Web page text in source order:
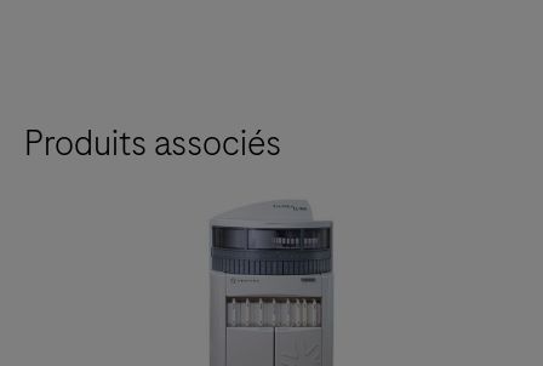
Produits associés